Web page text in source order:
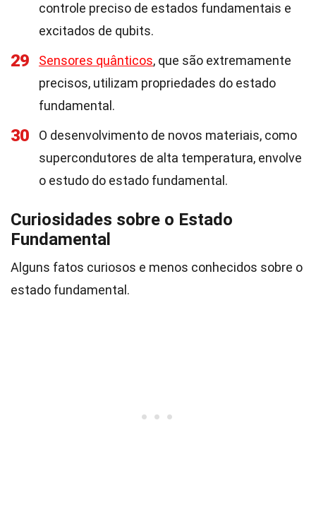
controle preciso de estados fundamentais e
excitados de qubits.
29 Sensores quânticos, que são extremamente
precisos, utilizam propriedades do estado
fundamental.
30
O desenvolvimento de novos materiais, como
supercondutores de alta temperatura, envolve
o estudo do estado fundamental.
Curiosidades sobre o Estado
Fundamental
Alguns fatos curiosos e menos conhecidos sobre o
estado fundamental.